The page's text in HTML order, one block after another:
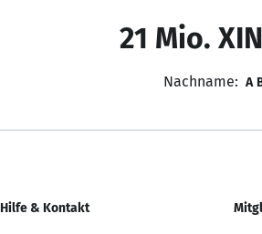
21 Mio.
Nachname: A
Hilfe & Kontakt